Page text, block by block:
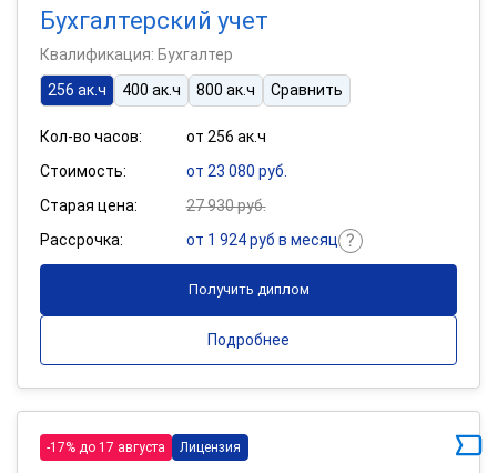
Бухгалтерский учет
Квалификация: Бухгалтер
256 ак.ч
400 ак.ч 800 ак.ч Сравнить
Кол-во часов:
от 256 ак.ч
Стоимость:
от 23 080 руб.
Старая цена:
27 930 руб.
Рассрочка:
от 1 924 руб в месяц
Получить диплом
Подробнее
-17% до 17 августа Лицензия